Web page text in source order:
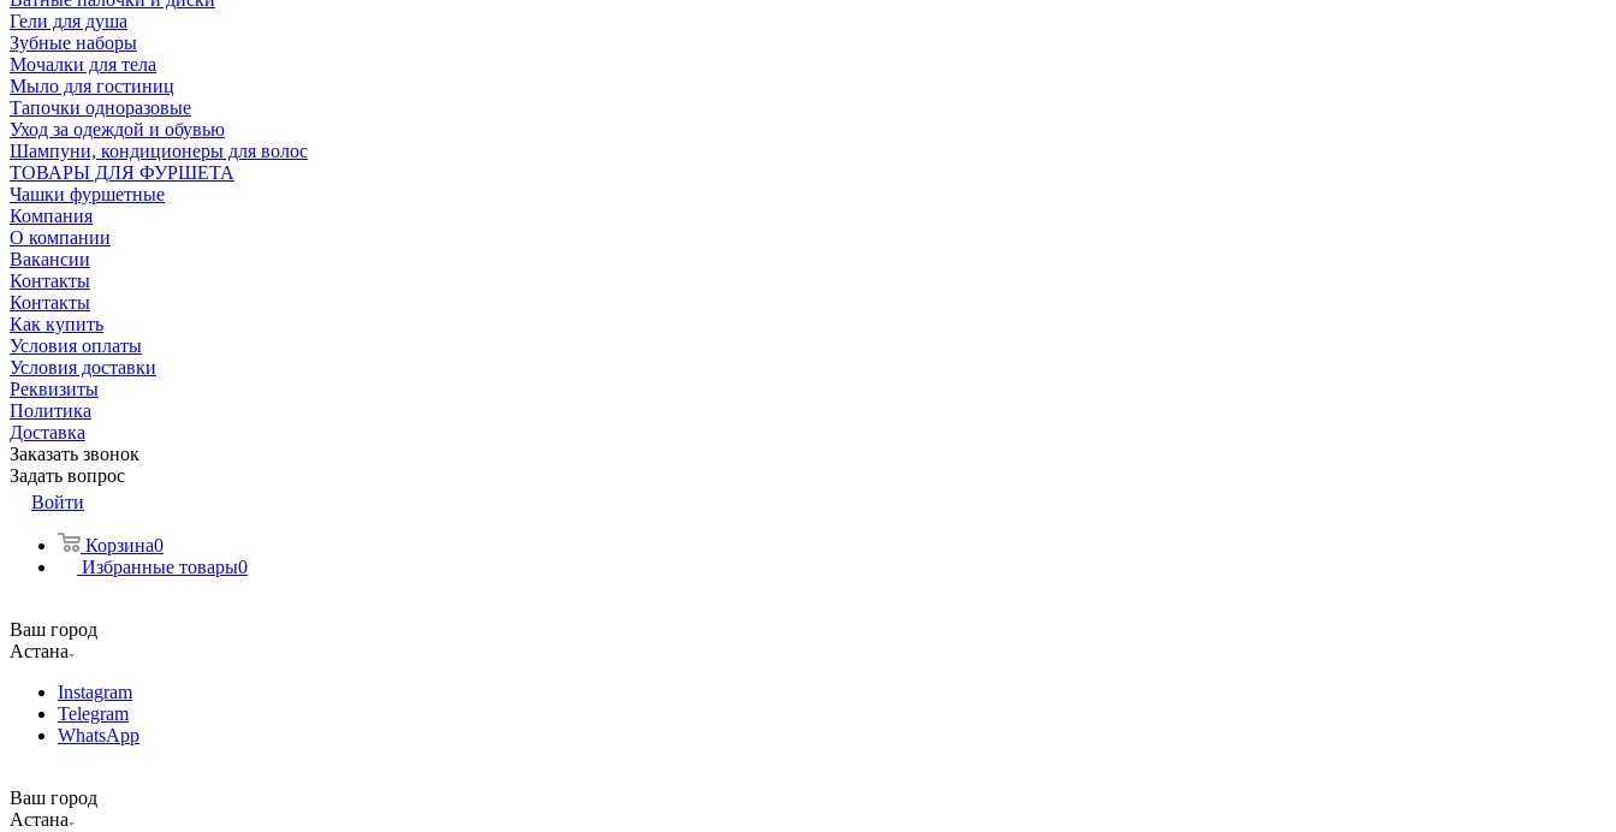
Гели для душа
Зубные наборы
Мочалки для тела
Мыло для гостиниц
Тапочки одноразовые
Уход за одеждой и обувью
Шампуни, кондиционеры для волос
ТОВАРЫ ДЛЯ ФУРШЕТА
Чашки фуршетные
Компания
О компании
Вакансии
Контакты
Контакты
Как купить
Условия оплаты
Условия доставки
Реквизиты
Политика
Доставка
Заказать звонок
Задать вопрос
Войти
Корзина0
Избранные товары0
Ваш город
Астана
Instagram
Telegram
WhatsApp
Ваш город
Астана